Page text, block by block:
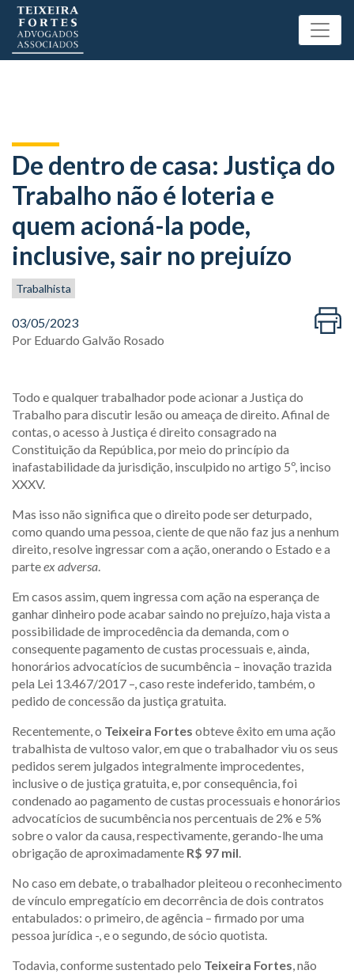
De dentro de casa: Justiça do
Trabalho não é loteria e
quem acioná-la pode,
inclusive, sair no prejuízo
Trabalhista
03/05/2023
Por Eduardo Galvão Rosado
Todo e qualquer trabalhador pode acionar a Justiça do
Trabalho para discutir lesão ou ameaça de direito. Afinal de
contas, o acesso à Justiça é direito consagrado na
Constituição da República, por meio do princípio da
inafastabilidade da jurisdição, insculpido no artigo 5º, inciso
XXXV.
Mas isso não significa que o direito pode ser deturpado,
como quando uma pessoa, ciente de que não faz jus a nenhum
direito, resolve ingressar com a ação, onerando o Estado e a
parteex adversa.
Em casos assim, quem ingressa com ação na esperança de
ganhar dinheiro pode acabar saindo no prejuízo, haja vista a
possibilidade de improcedência da demanda, com o
consequente pagamento de custas processuais e, ainda,
honorários advocatícios de sucumbência – inovação trazida
pela Lei 13.467/2017 –, caso reste indeferido, também, o
pedido de concessão da justiça gratuita.
Recentemente, o Teixeira Fortes obteve êxito em uma ação
trabalhista de vultoso valor, em que o trabalhador viu os seus
pedidos serem julgados integralmente improcedentes,
inclusive o de justiça gratuita, e, por consequência, foi
condenado ao pagamento de custas processuais e honorários
advocatícios de sucumbência nos percentuais de 2% e 5%
sobre o valor da causa, respectivamente, gerando-lhe uma
obrigação de aproximadamente R$ 97 mil.
No caso em debate, o trabalhador pleiteou o reconhecimento
de vínculo empregatício em decorrência de dois contratos
entabulados: o primeiro, de agência – firmado por uma
pessoa jurídica -, e o segundo, de sócio quotista.
Todavia, conforme sustentado pelo Teixeira Fortes, não